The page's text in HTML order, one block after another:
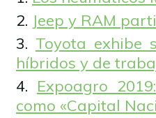
Jeep y RAM
Toyota exhibe
híbridos y de
Expoagro
como «Capital